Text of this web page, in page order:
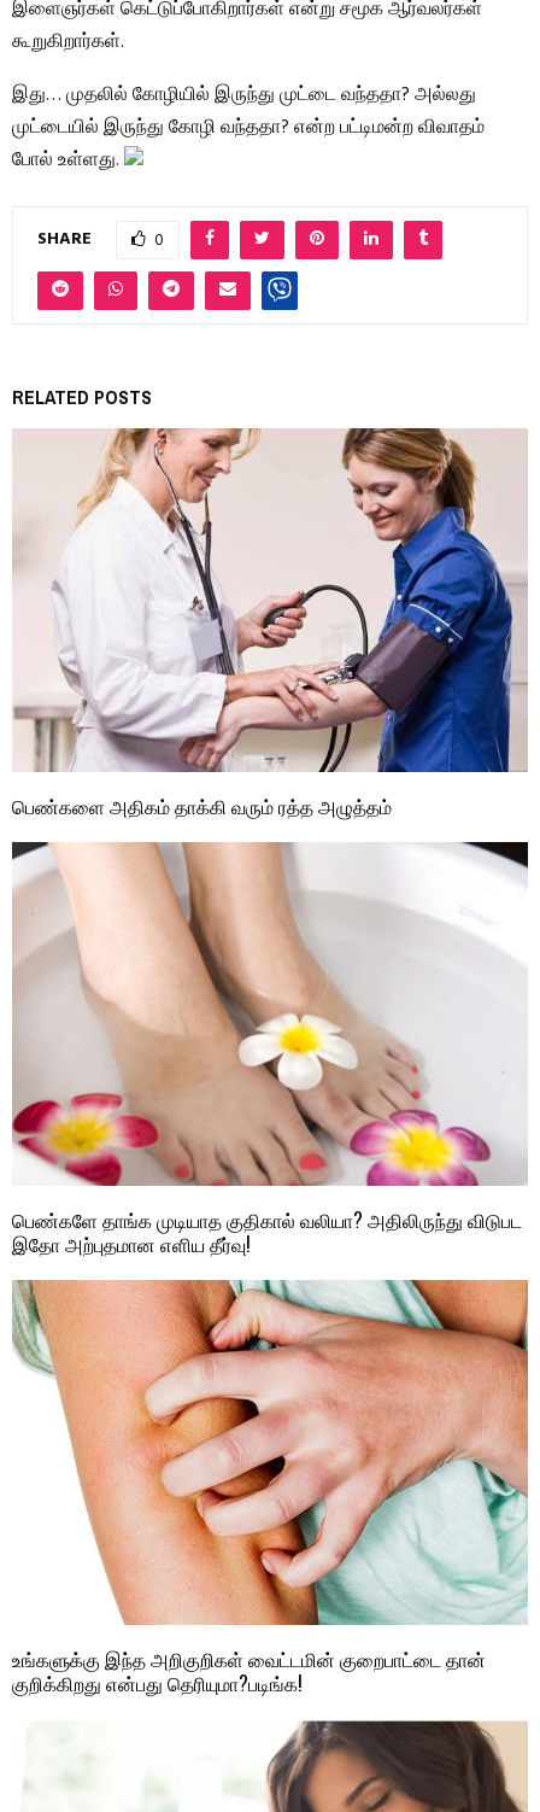
இளைஞர்கள் கெட்டுப்போகிறார்கள் என்று சமூக ஆர்வலர்கள்
கூறுகிறார்கள்.
இது… முதலில் கோழியில் இருந்து முட்டை வந்ததா? அல்லது
முட்டையில் இருந்து கோழி வந்ததா? என்ற பட்டிமன்ற விவாதம்
போல் உள்ளது.
SHARE 0
RELATED POSTS
பெண்களை அதிகம் தாக்கி வரும் ரத்த அழுத்தம்
பெண்களே தாங்க முடியாத குதிகால் வலியா? அதிலிருந்து விடுபட
இதோ அற்புதமான எளிய தீர்வு!
உங்களுக்கு இந்த அறிகுறிகள் வைட்டமின் குறைபாட்டை தான்
குறிக்கிறது என்பது தெரியுமா?படிங்க!